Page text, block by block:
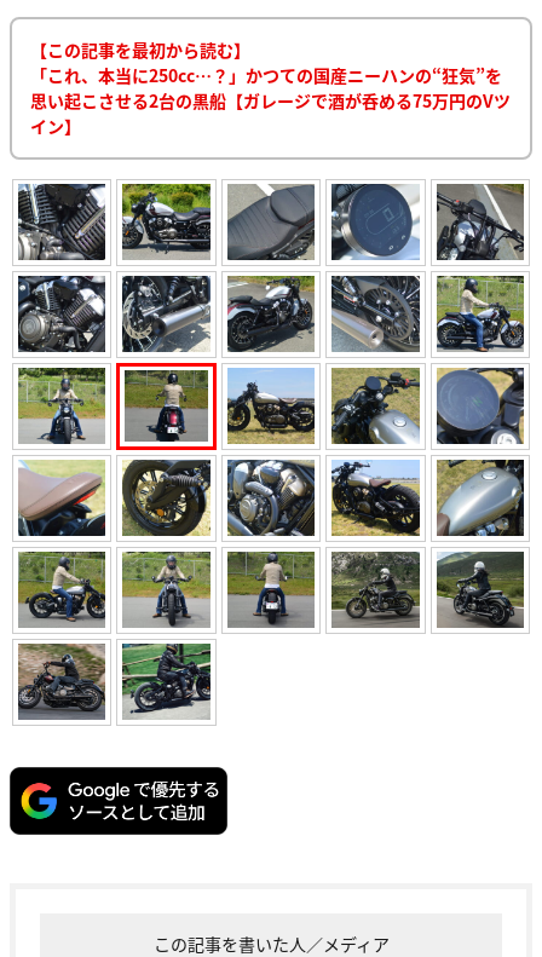
【この記事を最初から読む】
「これ、本当に250cc…？」かつての国産ニーハンの“狂気”を
思い起こさせる2台の黒船【ガレージで酒が呑める75万円のVツ
イン】
この記事を書いた人／メディア